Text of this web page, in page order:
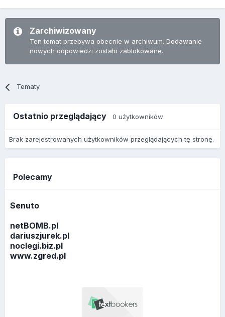
Zarchiwizowany
Ten temat przebywa obecnie w archiwum. Dodawanie
nowych odpowiedzi zostało zablokowane.
Tematy
Ostatnio przeglądający 0 użytkowników
Brak zarejestrowanych użytkowników przeglądających tę stronę.
Polecamy
Senuto
netBOMB.pl
dariuszjurek.pl
noclegi.biz.pl
www.zgred.pl